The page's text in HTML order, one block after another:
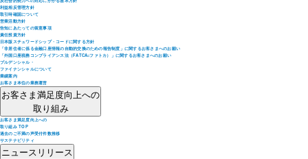
利益相反管理方針
取引時確認について
営業活動方針
告知にあたっての留意事項
責任投資方針
日本版スチュワードシップ・コードに関する方針
「非居住者に係る金融口座情報の自動的交換のための報告制度」に関するお客さまへのお願い
「外国口座税務コンプライアンス法（FATCA=ファトカ）」に関するお客さまへのお願い
プルデンシャル・
ファイナンシャルについて
業績案内
お客さま本位の業務運営
お客さま満足度向上への
取り組み
お客さま満足度向上への
取り組み TOP
過去のご不満の声受付件数推移
サステナビリティ
ニュースリリース